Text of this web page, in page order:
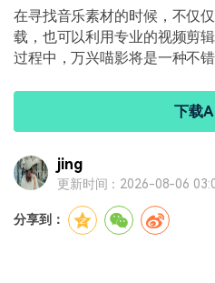
在寻找音乐素材的时候，不仅
载，也可以利用专业的视频剪
过程中，万兴喵影将是一种不错
下载
jing
更新时间：2026-08-06
分享到：